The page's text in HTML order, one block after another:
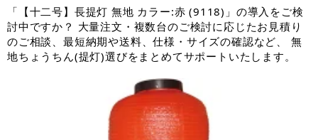
「【十二号】長提灯 無地 カラー:赤 (9118)」の導入をご検
討中ですか？ 大量注文・複数台のご検討に応じたお見積り
のご相談、最短納期や送料、仕様・サイズの確認など、 無
地ちょうちん(提灯)選びをまとめてサポートいたします。